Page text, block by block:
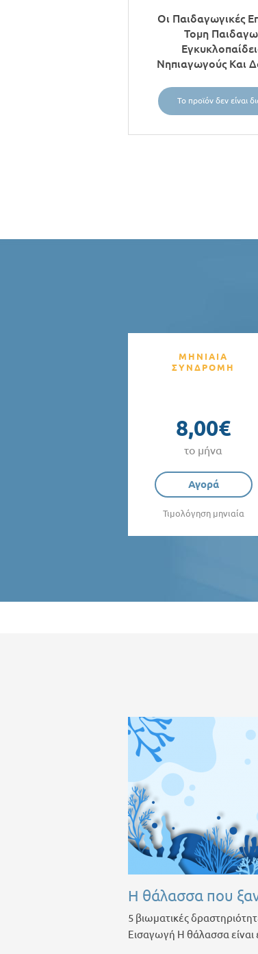
Οι Παιδαγωγικές
Τομη
Νηπιαγωγούς Και
Το προϊόν δεν είναι
ΜΗΝΙΑΙΑ
ΣΥΝΔΡΟΜΗ
8,00€
το μήνα
Αγορά
Τιμολόγηση μηνιαία
Η θάλασσα που
5 βιωματικές
Εισαγωγή Η θάλασσα είναι